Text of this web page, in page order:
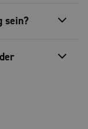
sein?